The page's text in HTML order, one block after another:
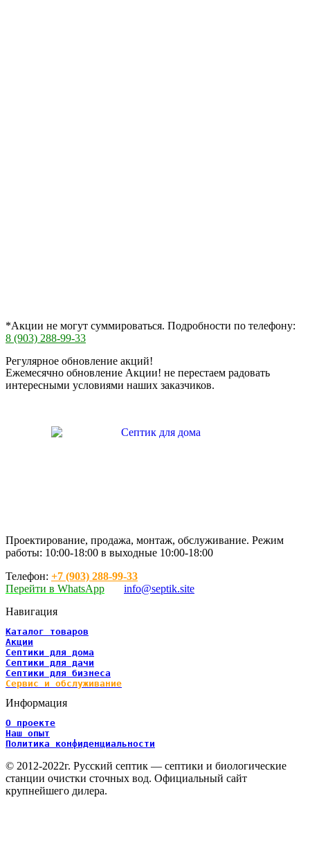
*Акции не могут суммироваться. Подробности по телефону:
8 (903) 288-99-33
Регулярное обновление акций!
Ежемесячно обновление Акции! не перестаем радовать
интересными условиями наших заказчиков.
Проектирование, продажа, монтаж, обслуживание. Режим
работы: 10:00-18:00 в выходные 10:00-18:00
Телефон: +7 (903) 288-99-33
Перейти в WhatsApp
info@septik.site
Навигация
Каталог товаров
Акции
Септики для дома
Септики для дачи
Септики для бизнеса
Сервис и обслуживание
Информация
О проекте
Наш опыт
Политика конфиденциальности
© 2012-2022г. Русский септик — септики и биологические
станции очистки сточных вод. Официальный сайт
крупнейшего дилера.